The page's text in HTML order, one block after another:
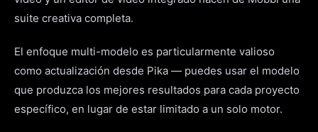
suite creativa completa.
El enfoque multi-modelo es particularmente valioso
como actualización desde Pika — puedes usar el modelo
que produzca los mejores resultados para cada proyecto
específico, en lugar de estar limitado a un solo motor.